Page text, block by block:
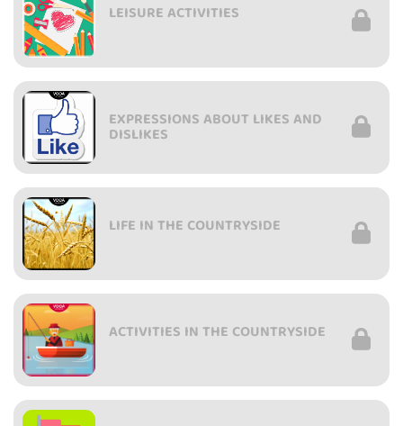
LEISURE ACTIVITIES
EXPRESSIONS ABOUT LIKES AND
DISLIKES
LIFE IN THE COUNTRYSIDE
ACTIVITIES IN THE COUNTRYSIDE